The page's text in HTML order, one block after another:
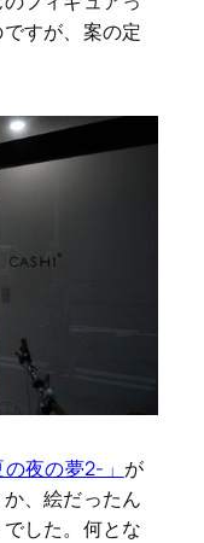
すが、案の定
夜の夢2-」 が
、絵だったん
した。何とな